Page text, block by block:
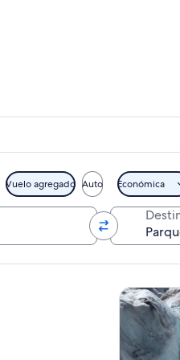
Una cascada que
Vuelo agregado Auto Económica
Tours y